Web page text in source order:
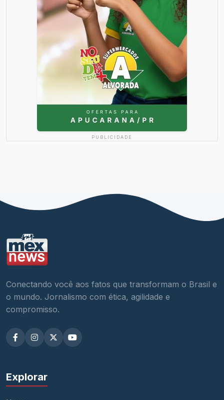
PUBLICIDADE
Conectando você aos fatos que transformam o Brasil e
o mundo. Jornalismo com ética, agilidade e
compromisso.
Explorar